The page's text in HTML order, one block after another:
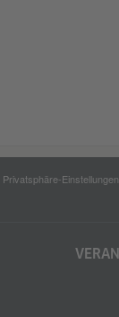
Privatsphäre-Einstellungen